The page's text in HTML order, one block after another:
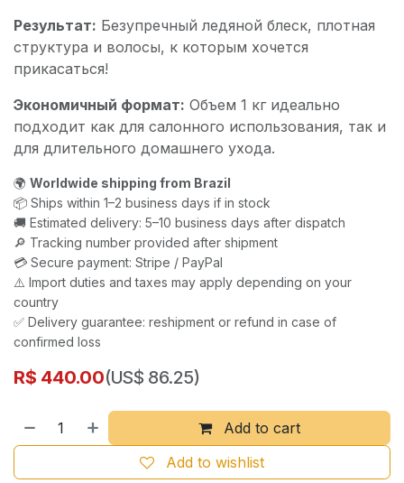
Результат: Безупречный ледяной блеск, плотная
структура и волосы, к которым хочется
прикасаться!
Экономичный формат: Объем 1 кг идеально
подходит как для салонного использования, так и
для длительного домашнего ухода.
🌍 Worldwide shipping from Brazil
📦 Ships within 1–2 business days if in stock
🚚 Estimated delivery: 5–10 business days after dispatch
🔎 Tracking number provided after shipment
💳 Secure payment: Stripe / PayPal
⚠️ Import duties and taxes may apply depending on your
country
✅ Delivery guarantee: reshipment or refund in case of
confirmed loss
R$ 440.00(US$ 86.25)
Add to cart
Add to wishlist